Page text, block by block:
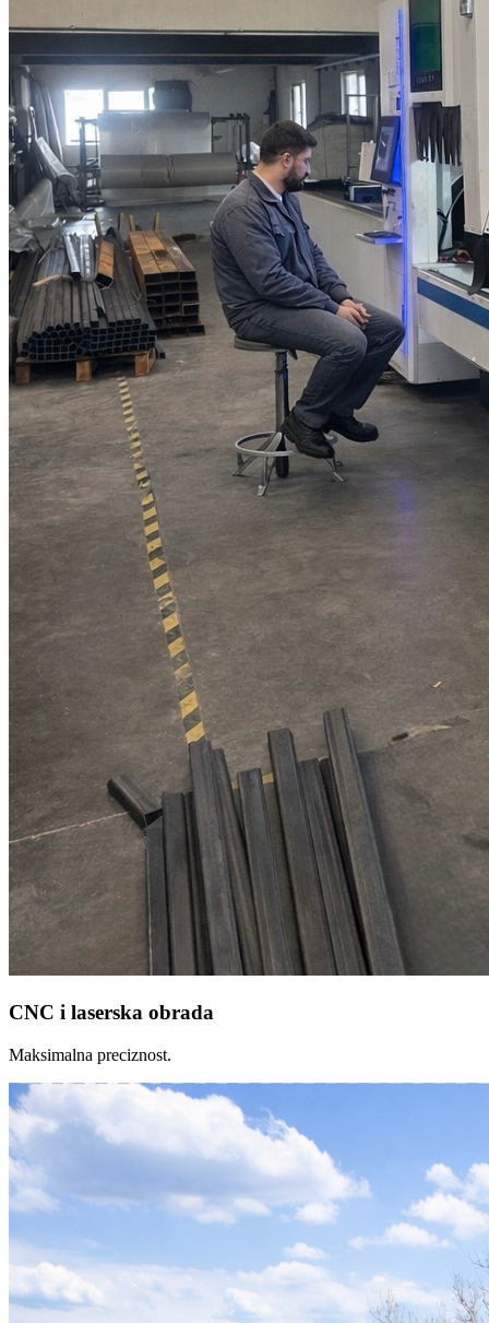
CNC i laserska obrada
Maksimalna preciznost.